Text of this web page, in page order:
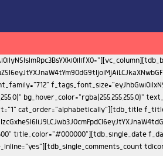
tdc_css="eyJwaG9uZSI6eyJjb250ZW50LWgtYWxpZ24iOiJjb250ZW50LWhvcml6LWNlbnRlciIsImRpc3BsYXkiOiIifSwicGhvbmVfbWF4X3dpZHRoIjo3Njd9" box_padding="eyJhbGwiOiIyMCIsInBvcnRyYWl0IjoiMTUifQ==" f_auth_font_family="712" f_auth_font_weight="500" f_auth_font_size="eyJhbGwiOiIxNSIsInBvcnRyYWl0IjoiMTMifQ==" f_auth_font_line_height="1.2" f_url_font_family="712" f_url_font_size="11" f_url_font_weight="400" f_url_font_line_height="1" f_descr_font_family="712" f_descr_font_size="eyJhbGwiOiIxMyIsInBvcnRyYWl0IjoiMTEifQ==" f_descr_font_line_height="1.4" f_descr_font_weight="400" f_auth_font_transform="capitalize" photo_space="eyJhbGwiOiIyMCIsInBvcnRyYWl0IjoiMTUiLCJwaG9uZSI6IjIwIn0=" add_name_margin="eyJhbGwiOiI1cHggMCAxMHB4IDAiLCJwb3J0cmFpdCI6IjNweCAwIDhweCAwIn0="][td_flex_block_4 image_align="center" meta_info_align="bottom" color_overlay="eyJ0eXBlIjoiZ3JhZGllbnQiLCJjb2xvcjEiOiJyZ2JhKDAsMCwwLDApIiwiY29sb3IyIjoicmdiYSgwLDAsMCwwLjcpIiwibWl4ZWRDb2xvcnMiOlt7ImNvbG9yIjoicmdiYSgwLDAsMCwwLjMpIiwicGVyY2VudGFnZSI6MzV9LHsiY29sb3IiOiJyZ2JhKDAsMCwwLDApIiwicGVyY2VudGFnZSI6NTB9XSwiY3NzIjoiYmFja2dyb3VuZDogLXdlYmtpdC1saW5lYXItZ3JhZGllbnQoMGRlZyxyZ2JhKDAsMCwwLDAuNykscmdiYSgwLDAsMCwwLjMpIDM1JSxyZ2JhKDAsMCwwLDApIDUwJSxyZ2JhKDAsMCwwLDApKTtiYWNrZ3JvdW5kOiBsaW5lYXItZ3JhZGllbnQoMGRlZyxyZ2JhKDAsMCwwLDAuNykscmdiYSgwLDAsMCwwLjMpIDM1JSxyZ2JhKDAsMCwwLDApIDUwJSxyZ2JhKDAsMCwwLDApKTsiLCJjc3NQYXJhbXMiOiIwZGVnLHJnYmEoMCwwLDAsMC43KSxyZ2JhKDAsMCwwLDAuMykgMzUlLHJnYmEoMCwwLDAsMCkgNTAlLHJnYmEoMCwwLDAsMCkifQ==" image_margin="0" modules_on_row="33.33333333%" columns="33.33333333%" meta_info_align1="image" limit="3" modules_category="above" show_author2="none" show_date2="none" show_review2="none" show_com2="none" show_excerpt2="none" show_excerpt1="none" show_com1="none" show_review1="none" show_date1="none" show_author1="none" meta_info_horiz1="content-horiz-center" modules_space1="eyJhbGwiOiIwIiwicGhvbmUiOiIzIn0=" columns_gap="eyJhbGwiOiI1IiwicG9ydHJhaXQiOiIzIiwibGFuZHNjYXBlIjoiNCIsInBob25lIjoiMCJ9" image_height1="eyJhbGwiOiIxMjAiLCJwaG9uZSI6IjExMCJ9"